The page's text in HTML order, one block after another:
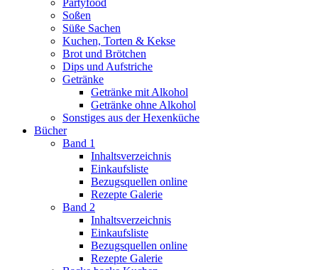
Partyfood
Soßen
Süße Sachen
Kuchen, Torten & Kekse
Brot und Brötchen
Dips und Aufstriche
Getränke
Getränke mit Alkohol
Getränke ohne Alkohol
Sonstiges aus der Hexenküche
Bücher
Band 1
Inhaltsverzeichnis
Einkaufsliste
Bezugsquellen online
Rezepte Galerie
Band 2
Inhaltsverzeichnis
Einkaufsliste
Bezugsquellen online
Rezepte Galerie